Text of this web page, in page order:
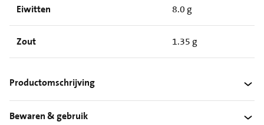
Eiwitten 8.0 g
Zout 1.35 g
Productomschrijving
Bewaren & gebruik